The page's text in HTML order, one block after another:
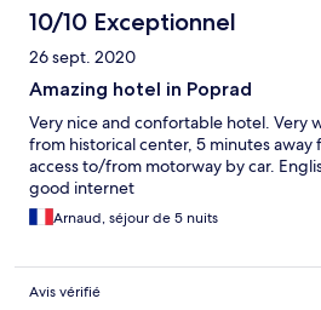
10/10 Exceptionnel
26 sept. 2020
Amazing hotel in Poprad
Very nice and confortable hotel. Very
from historical center, 5 minutes away
access to/from motorway by car.
good internet
Arnaud, séjour de 5 nuits
Avis vérifié